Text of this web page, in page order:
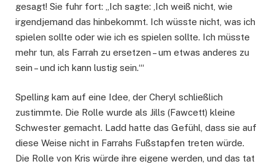
gesagt! Sie fuhr fort: „Ich sagte: ‚Ich weiß nicht, wie
irgendjemand das hinbekommt. Ich wüsste nicht, was ich
spielen sollte oder wie ich es spielen sollte. Ich müsste
mehr tun, als Farrah zu ersetzen – um etwas anderes zu
sein – und ich kann lustig sein.‘“
Spelling kam auf eine Idee, der Cheryl schließlich
zustimmte. Die Rolle wurde als Jills (Fawcett) kleine
Schwester gemacht. Ladd hatte das Gefühl, dass sie auf
diese Weise nicht in Farrahs Fußstapfen treten würde.
Die Rolle von Kris würde ihre eigene werden, und das tat